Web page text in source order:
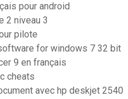
pour android
2 niveau 3
pilote
for windows 7 32 bit
9 en français
cheats
avec hp deskjet 2540